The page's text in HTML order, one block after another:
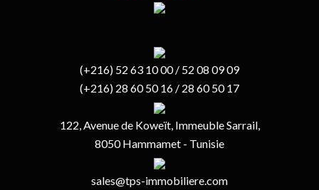
(+216) 52 63 10 00 / 52 08 09 09
(+216) 28 60 50 16 / 28 60 50 17
122, Avenue de Koweït, Immeuble Sarrail,
8050 Hammamet - Tunisie
sales@tps-immobiliere.com